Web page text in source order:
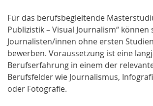
Für das berufsbegleitende
Publizistik – Visual Journalism“ können
Journalisten/innen ohne ersten
bewerben. Voraussetzung ist eine
Berufserfahrung in einem der
Berufsfelder wie Journalismus,
oder Fotografie.